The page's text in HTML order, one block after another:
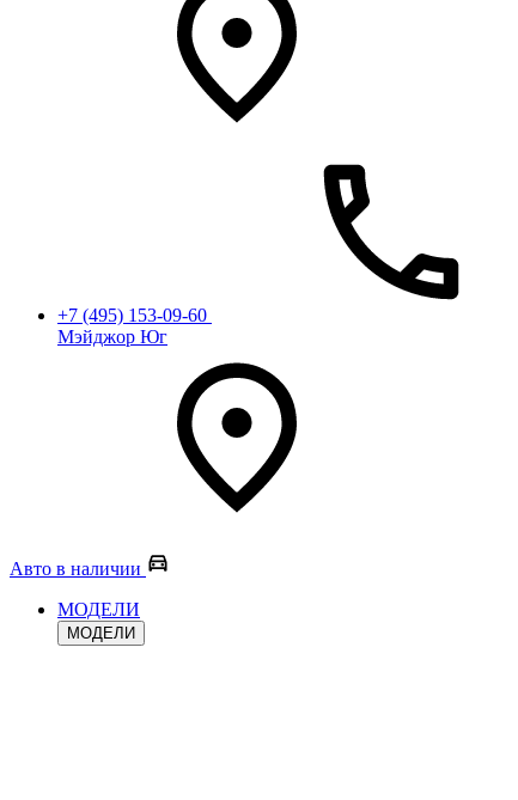
+7 (495) 153-09-60
Мэйджор Юг
Авто в наличии
МОДЕЛИ
МОДЕЛИ